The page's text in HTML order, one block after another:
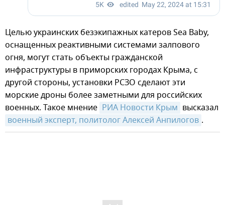
Целью украинских безэкипажных катеров Sea Baby,
оснащенных реактивными системами залпового
огня, могут стать объекты гражданской
инфраструктуры в приморских городах Крыма, с
другой стороны, установки РСЗО сделают эти
морские дроны более заметными для российских
военных. Такое мнение РИА Новости Крым высказал
военный эксперт, политолог Алексей Анпилогов .